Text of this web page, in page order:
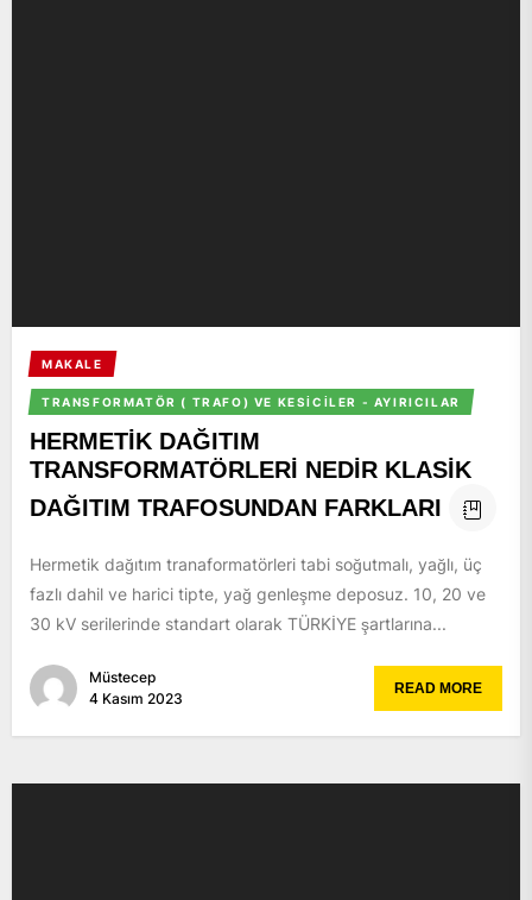
MAKALE
TRANSFORMATÖR ( TRAFO) VE KESICILER - AYIRICILAR
HERMETİK DAĞITIM
TRANSFORMATÖRLERİ NEDİR KLASİK
DAĞITIM TRAFOSUNDAN FARKLARI
Hermetik dağıtım tranaformatörleri tabi soğutmalı, yağlı, üç
fazlı dahil ve harici tipte, yağ genleşme deposuz. 10, 20 ve
30 kV serilerinde standart olarak TÜRKİYE şartlarına...
Müstecep
4 Kasım 2023
READ MORE